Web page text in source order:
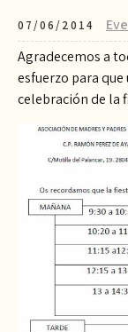
07/06/2014
Agradecemos a
esfuerzo para
celebración de la